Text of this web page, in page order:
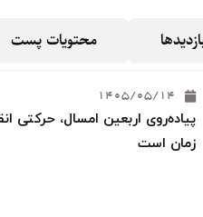
محتویات پست
1405/05/14
پیاده‌روی اربعین امسال، حرکتی
زمان است